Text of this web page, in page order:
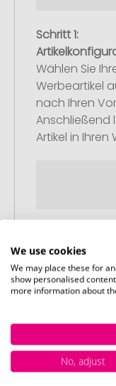
Schritt 1:
Wählen Sie
Werbeartikel
nach Ihren
Anschließend
Artikel in Ihren
Upload Ihres
Laden Sie auf
Bestellung ab.
passende
können Sie
nachliefern.
We use cookies
We may place these for
show personalised
more information about
No, adjust